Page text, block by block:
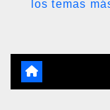
los temas